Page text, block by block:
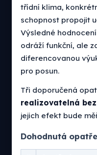
třídní klima,
schopnost propojit
Výsledné hodnocení
odráží funkční, ale
diferencovanou
pro posun.
Tři doporučená
realizovatelná
jejich efekt bude
Dohodnutá